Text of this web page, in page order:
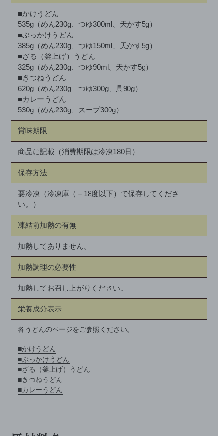
■かけうどん
535g（めん230g、つゆ300ml、天かす5g）
■ぶっかけうどん
385g（めん230g、つゆ150ml、天かす5g）
■ざる（釜上げ）うどん
325g（めん230g、つゆ90ml、天かす5g）
■きつねうどん
620g（めん230g、つゆ300g、具90g）
■カレーうどん
530g（めん230g、スープ300g）
賞味期限
商品に記載（消費期限は冷凍180日）
保存方法
要冷凍（冷凍庫（－18度以下）で保存してくださ
い。）
凍結前加熱の有無
加熱してありません。
加熱調理の必要性
加熱してお召し上がりください。
栄養成分表示
各うどんのページをご参照ください。
■かけうどん
■ぶっかけうどん
■ざる（釜上げ）うどん
■きつねうどん
■カレーうどん